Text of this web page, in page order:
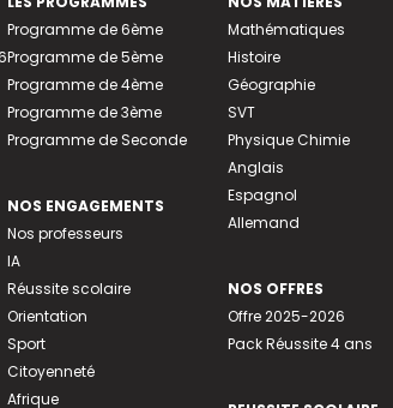
Programme de 6ème
Programme de 5ème
Programme de 4ème
Programme de 3ème
Programme de Seconde
NOS ENGAGEMENTS
Nos professeurs
IA
Réussite scolaire
Orientation
Sport
Citoyenneté
Afrique
Mathématiques
Histoire
Géographie
SVT
Physique Chimie
Anglais
Espagnol
Allemand
NOS OFFRES
Offre 2025-2026
Pack Réussite 4 ans